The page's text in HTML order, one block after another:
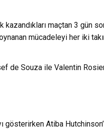
kazandıkları maçtan 3 gün
mücadeleyi her iki
de Souza ile Valentin
gösterirken Atiba